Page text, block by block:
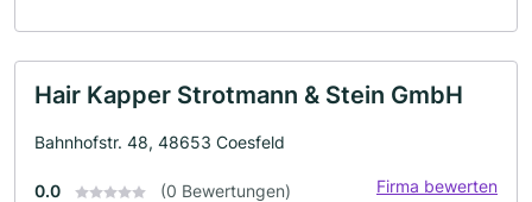
Hair Kapper Strotmann & Stein GmbH
Bahnhofstr. 48, 48653 Coesfeld
0.0 (0 Bewertungen) Firma bewerten